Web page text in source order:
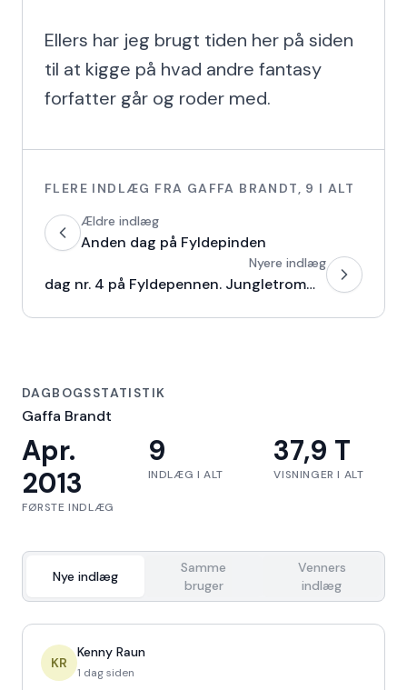
Ellers har jeg brugt tiden her på siden
til at kigge på hvad andre fantasy
forfatter går og roder med.
FLERE INDLÆG FRA GAFFA BRANDT, 9 I ALT
Ældre indlæg
Anden dag på Fyldepinden
Nyere indlæg
dag nr. 4 på Fyldepennen. Jungletrommer...
DAGBOGSSTATISTIK
Gaffa Brandt
Apr.
2013
FØRSTE INDLÆG
9
INDLÆG I ALT
37,9 T
VISNINGER I ALT
Nye indlæg
Samme
bruger
Venners
indlæg
KR
Kenny Raun
1 dag siden